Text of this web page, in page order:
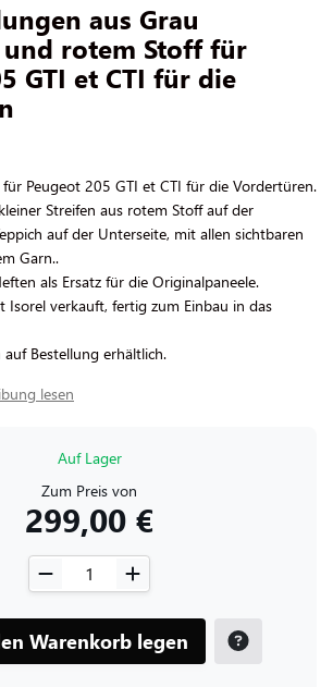
aus Grau
rotem Stoff für
GTI et CTI für die
Peugeot 205 GTI et CTI für die Vordertüren.
Streifen aus rotem Stoff auf der
auf der Unterseite, mit allen sichtbaren
Garn..
als Ersatz für die Originalpaneele.
verkauft, fertig zum Einbau in das
Bestellung erhältlich.
lesen
Auf Lager
Zum Preis von
299,00 €
Warenkorb legen